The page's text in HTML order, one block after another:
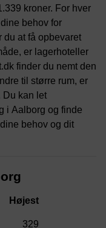
kroner. For hver
behov for
du at få opbevaret
er lagerhoteller
finder du nemt den
til større rum, er
Du kan let
i Aalborg og finde
behov og dit
329